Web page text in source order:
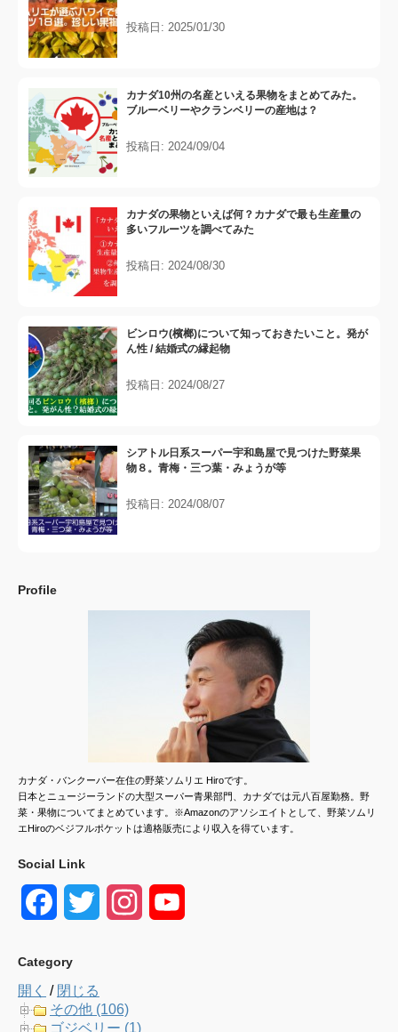
投稿日: 2025/01/30
カナダ10州の名産といえる果物をまとめてみた。
ブルーベリーやクランベリーの産地は？
投稿日: 2024/09/04
カナダの果物といえば何？カナダで最も生産量の
多いフルーツを調べてみた
投稿日: 2024/08/30
ビンロウ(檳榔)について知っておきたいこと。発が
ん性 / 結婚式の縁起物
投稿日: 2024/08/27
シアトル日系スーパー宇和島屋で見つけた野菜果
物８。青梅・三つ葉・みょうが等
投稿日: 2024/08/07
Profile
カナダ・バンクーバー在住の野菜ソムリエ Hiroです。
日本とニュージーランドの大型スーパー青果部門、カナダでは元八百屋勤務。野
菜・果物についてまとめています。※Amazonのアソシエイトとして、野菜ソムリ
エHiroのベジフルポケットは適格販売により収入を得ています。
Social Link
e t
Category
開く / 閉じる
その他 (106)
ゴジベリー (1)